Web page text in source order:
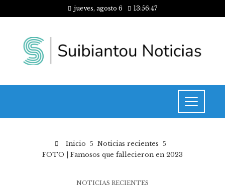
jueves, agosto 6 13:56:47
Inicio
Noticias recientes
FOTO | Famosos que fallecieron en 2023
NOTICIAS RECIENTES